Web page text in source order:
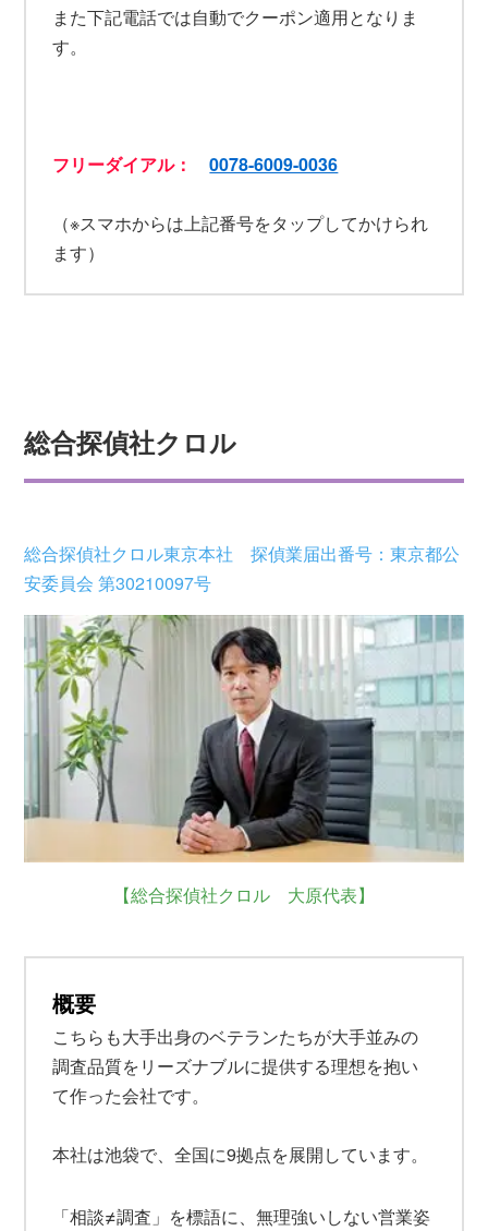
また下記電話では自動でクーポン適用となりま
す。
フリーダイアル：0078-6009-0036
（※スマホからは上記番号をタップしてかけられ
ます）
総合探偵社クロル
総合探偵社クロル東京本社 探偵業届出番号：東京都公
安委員会 第30210097号
【総合探偵社クロル 大原代表】
概要
こちらも大手出身のベテランたちが大手並みの
調査品質をリーズナブルに提供する理想を抱い
て作った会社です。
本社は池袋で、全国に9拠点を展開しています。
「相談≠調査」を標語に、無理強いしない営業姿